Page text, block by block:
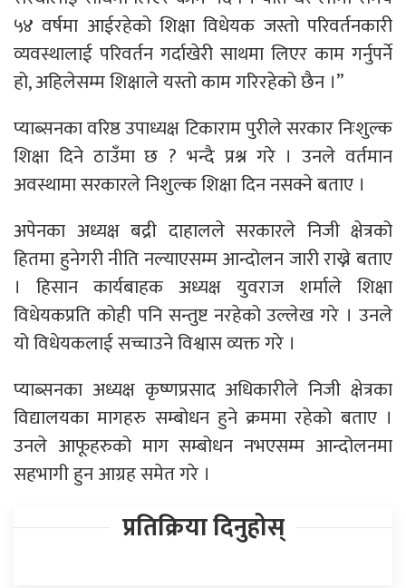
५४ वर्षमा आईरहेको शिक्षा विधेयक जस्तो परिवर्तनकारी
व्यवस्थालाई परिवर्तन गर्दाखेरी साथमा लिएर काम गर्नुपर्ने
हो, अहिलेसम्म शिक्षाले यस्तो काम गरिरहेको छैन ।”
प्याब्सनका वरिष्ठ उपाध्यक्ष टिकाराम पुरीले सरकार निःशुल्क
शिक्षा दिने ठाउँमा छ ? भन्दै प्रश्न गरे । उनले वर्तमान
अवस्थामा सरकारले निशुल्क शिक्षा दिन नसक्ने बताए ।
अपेनका अध्यक्ष बद्री दाहालले सरकारले निजी क्षेत्रको
हितमा हुनेगरी नीति नल्याएसम्म आन्दोलन जारी राख्ने बताए
। हिसान कार्यबाहक अध्यक्ष युवराज शर्माले शिक्षा
विधेयकप्रति कोही पनि सन्तुष्ट नरहेको उल्लेख गरे । उनले
यो विधेयकलाई सच्चाउने विश्वास व्यक्त गरे ।
प्याब्सनका अध्यक्ष कृष्णप्रसाद अधिकारीले निजी क्षेत्रका
विद्यालयका मागहरु सम्बोधन हुने क्रममा रहेको बताए ।
उनले आफूहरुको माग सम्बोधन नभएसम्म आन्दोलनमा
सहभागी हुन आग्रह समेत गरे ।
प्रतिक्रिया दिनुहोस्